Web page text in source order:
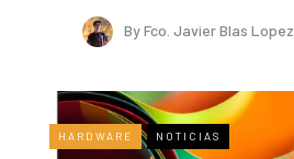
ByFco. Javier Blas Lopez
HARDWARE NOTICIAS